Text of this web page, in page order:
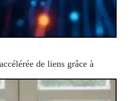
de liens grâce à